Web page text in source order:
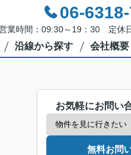
06-
業時間：09:30～19：30 定休
沿線から探す 会社概要
お気軽にお問い
無料お問